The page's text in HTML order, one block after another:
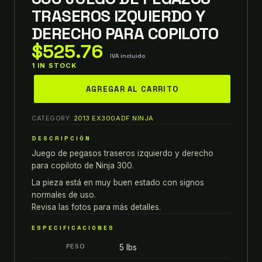
TRASEROS IZQUIERDO Y
DERECHO PARA COPILOTO
$525.76 IVA incluido
1 IN STOCK
300
JUEGO
DE
PEGAZOS
TRASEROS
IZQUIERDO
Y
COPILOTO
AGREGAR AL CARRITO
CATEGORY: 2013 EX300ADF NINJA
DESCRIPCIÓN
Juego de pegasos traseros izquierdo y derecho
para copiloto de Ninja 300.
La pieza está en muy buen estado con signos
normales de uso.
Revisa las fotos para más detalles.
ESPECIFICACIONES
PESO 5 lbs